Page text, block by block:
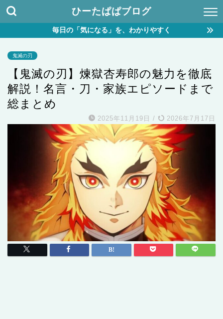
ひーたぱぱブログ
毎日の「気になる」を、わかりやすく
鬼滅の刃
【鬼滅の刃】煉獄杏寿郎の魅力を徹底
解説！名言・刀・家族エピソードまで
総まとめ
2025年11月19日 / 2026年7月17日